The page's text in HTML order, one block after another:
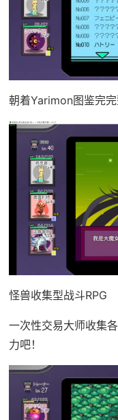
朝着Yarimon图鉴完
怪兽收集型战斗RPG
一次性交易大师收集
力吧！